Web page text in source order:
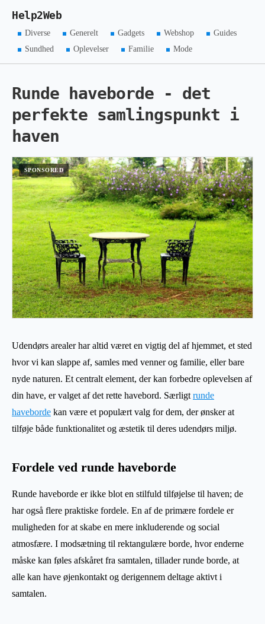
Help2Web
Diverse Generelt Gadgets Webshop
Guides
Sundhed
Oplevelser Familie Mode
Runde haveborde - det
perfekte samlingspunkt i
haven
Udendørs arealer har altid været en vigtig del af hjemmet, et sted
hvor vi kan slappe af, samles med venner og familie, eller bare
nyde naturen. Et centralt element, der kan forbedre oplevelsen af
din have, er valget af det rette havebord. Særligt runde
haveborde kan være et populært valg for dem, der ønsker at
tilføje både funktionalitet og æstetik til deres udendørs miljø.
Fordele ved runde haveborde
Runde haveborde er ikke blot en stilfuld tilføjelse til haven; de
har også flere praktiske fordele. En af de primære fordele er
muligheden for at skabe en mere inkluderende og social
atmosfære. I modsætning til rektangulære borde, hvor enderne
måske kan føles afskåret fra samtalen, tillader runde borde, at
alle kan have øjenkontakt og derigennem deltage aktivt i
samtalen.